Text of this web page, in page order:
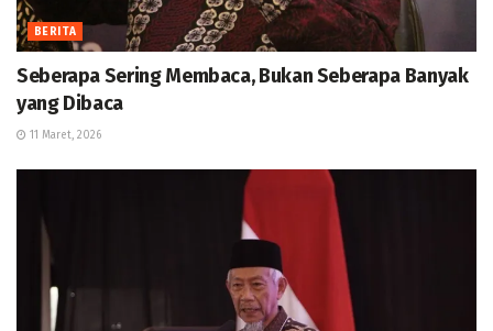
BERITA
Seberapa Sering Membaca, Bukan Seberapa Banyak
yang Dibaca
11 Maret, 2026